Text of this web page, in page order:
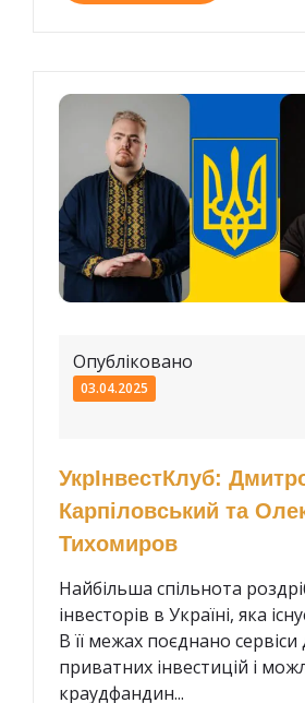
Опубліковано
03.04.2025
УкрІнвестКлуб:
Карпіловський та
Тихомиров
Найбільша спільнота
інвесторів в Україні, яка
В її межах поєднано сервіси
приватних інвестицій і
краудфандин...